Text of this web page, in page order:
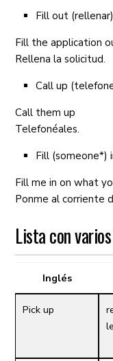
Fill out
Fill the application
Rellena la solicitud.
Call up
Call them up
Telefonéales.
Fill (someone*)
Fill me in on what
Ponme al corriente
Lista con
Inglés
Pick up